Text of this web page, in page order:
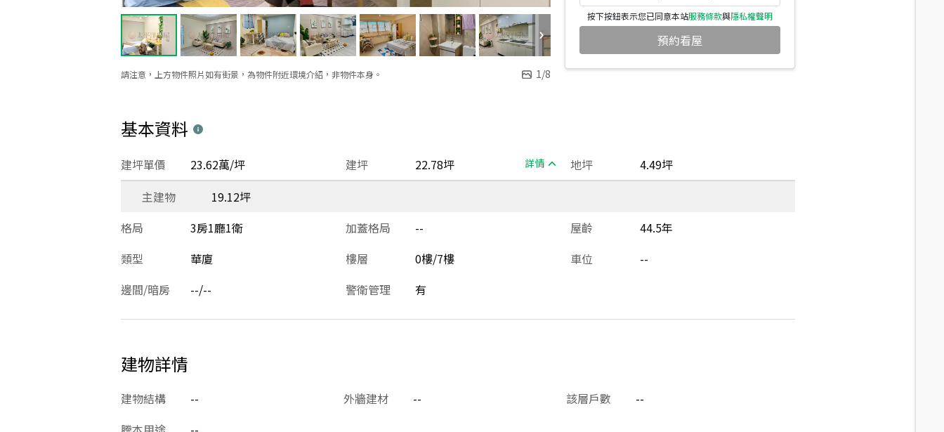
請注意，上方物件照片如有街景，為物件附近環境介紹，非物件本身。 1/8
按下按鈕表示您已同意本站服務條款與隱私權聲明
預約看屋
基本資料
建坪 22.78坪 詳情
建坪單價 23.62萬/坪 地坪
4.49坪
主建物
19.12坪
格局
3房1廳1衛 加蓋格局 -- 屋齡
44.5年
類型
華廈 樓層 0樓/7樓 車位
--
邊間/暗房
--/-- 警衛管理 有
建物詳情
建物結構 -- 外牆建材 -- 該層戶數
--